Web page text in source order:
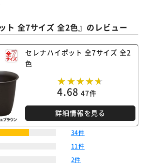
ト 全7サイズ 全2色』のレビュー
セレナハイポット 全7サイズ 全2
色
4.68 47件
詳細情報を見る
34件
11件
2件